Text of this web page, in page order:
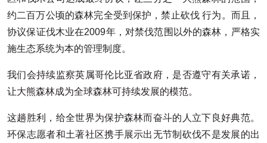
约二百万公顷的森林完全受到保护，禁止砍伐 行为。而且，
协议保证伐木业在2009年，对禁伐范围以外的森林，严格实
施生态系统为本的管理制度。
我们会持续监察英属哥伦比亚省政府，是否遵守有关承诺，
让大熊森林成为全球森林可持续发展的模范。
这趟胜利，给全世界为保护森林而奋斗的人立下良好典范。
环保志愿者和土著社区携手展示出无节制砍伐不是发展的出